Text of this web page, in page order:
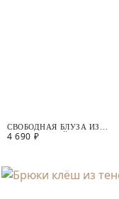
СВОБОДНАЯ БЛУЗА ИЗ
НАТУРАЛЬНОЙ ТКАНИ В
4 690 ₽